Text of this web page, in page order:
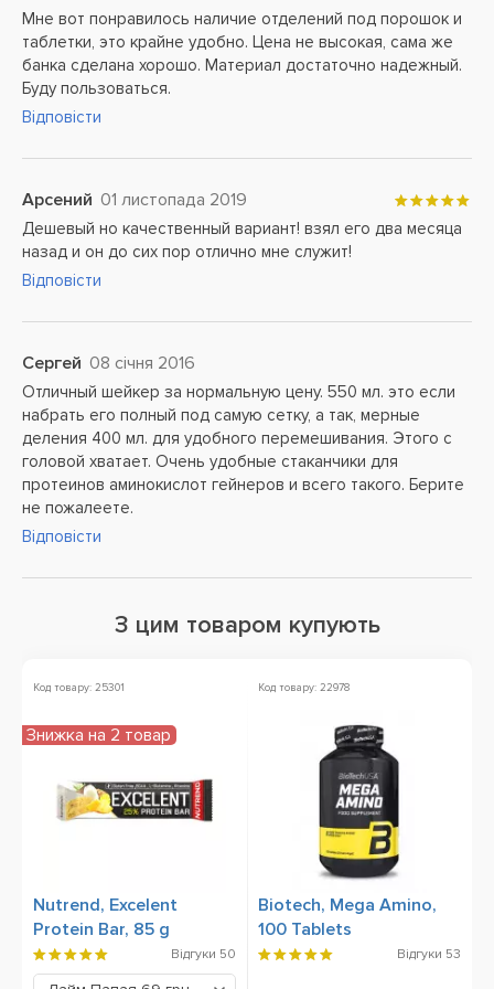
Мне вот понравилось наличие отделений под порошок и
таблетки, это крайне удобно. Цена не высокая, сама же
банка сделана хорошо. Материал достаточно надежный.
Буду пользоваться.
Відповісти
Арсений 01 листопада 2019
Дешевый но качественный вариант! взял его два месяца
назад и он до сих пор отлично мне служит!
Відповісти
Сергей 08 січня 2016
Отличный шейкер за нормальную цену. 550 мл. это если
набрать его полный под самую сетку, а так, мерные
деления 400 мл. для удобного перемешивания. Этого с
головой хватает. Очень удобные стаканчики для
протеинов аминокислот гейнеров и всего такого. Берите
не пожалеете.
Відповісти
З цим товаром купують
Код товару: 25301
Nutrend, Excelent
Protein Bar, 85 g
Відгуки 50
Знижка на 2 товар
Код товару: 22978
Biotech, Mega Amino,
100 Tablets
Відгуки 53